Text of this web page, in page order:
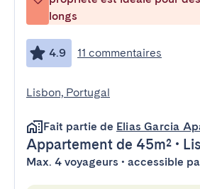
longs
4.9 11 commentaires
Lisbon, Portugal
Fait partie de Elias Garcia
Appartement de 45m² •
Max. 4 voyageurs • accessible